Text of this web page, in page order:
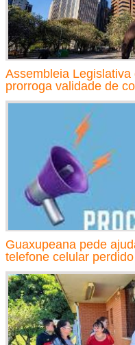
Assembleia
prorroga validade de
Guaxupeana pede
telefone celular perdido